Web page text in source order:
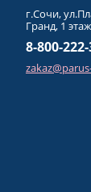
г.Сочи,
Гранд, 1
8-800-